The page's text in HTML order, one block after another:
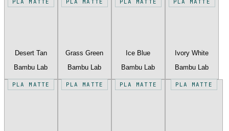
Desert Tan
Bambu Lab
Grass Green
Bambu Lab
Ice Blue
Bambu Lab
Ivory White
Bambu Lab
PLA MATTE PLA MATTE PLA MATTE PLA MATTE